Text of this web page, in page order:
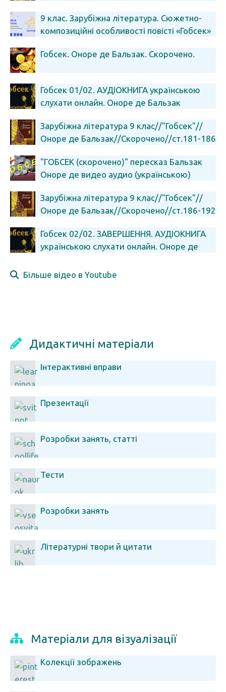
9 клас. Зарубіжна література. Сюжетно-
композиційні особливості повісті «Гобсек»
Гобсек. Оноре де Бальзак. Скорочено.
Гобсек 01/02. АУДІОКНИГА українською
слухати онлайн. Оноре де Бальзак
Зарубіжна література 9 клас//"Гобсек"//
Оноре де Бальзак//Скорочено//ст.181-186
"ГОБСЕК (скорочено)" пересказ Бальзак
Оноре де видео аудио (українською)
Зарубіжна література 9 клас//"Гобсек"//
Оноре де Бальзак//Скорочено//ст.186-192
Гобсек 02/02. ЗАВЕРШЕННЯ. АУДІОКНИГА
українською слухати онлайн. Оноре де
Більше відео в Youtube
Дидактичні матеріали
Інтерактивні вправи
Презентації
Розробки занять, статті
Тести
Розробки занять
Літературні твори й цитати
Матеріали для візуалізації
Колекції зображень